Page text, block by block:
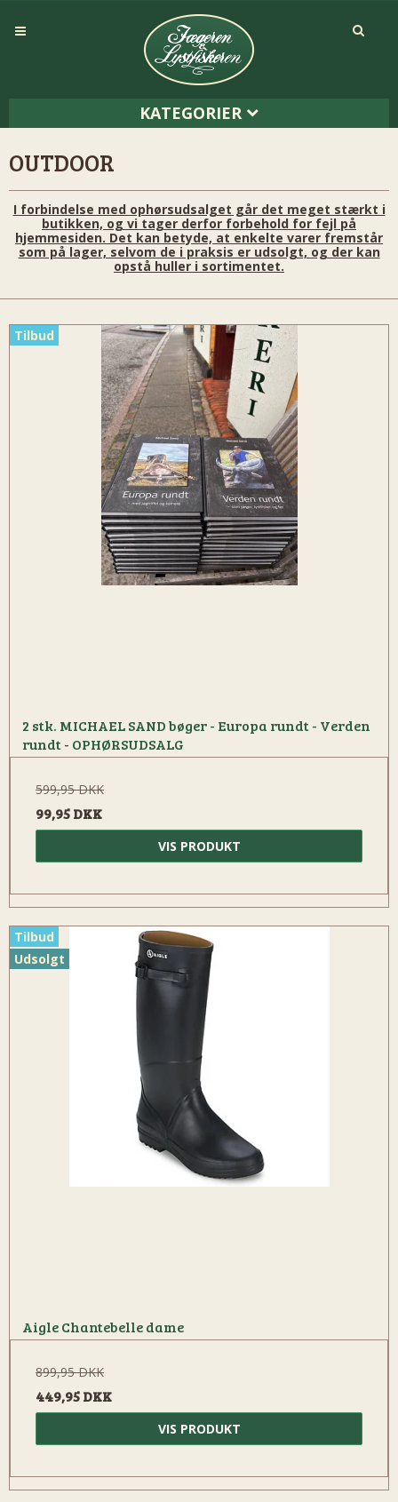
KATEGORIER
OUTDOOR
I forbindelse med ophørsudsalget går det meget stærkt i
butikken, og vi tager derfor forbehold for fejl på
hjemmesiden. Det kan betyde, at enkelte varer fremstår
som på lager, selvom de i praksis er udsolgt, og der kan
opstå huller i sortimentet.
Tilbud
2 stk. MICHAEL SAND bøger - Europa rundt - Verden
rundt - OPHØRSUDSALG
599,95 DKK
99,95 DKK
VIS PRODUKT
Tilbud
Udsolgt
Aigle Chantebelle dame
899,95 DKK
449,95 DKK
VIS PRODUKT